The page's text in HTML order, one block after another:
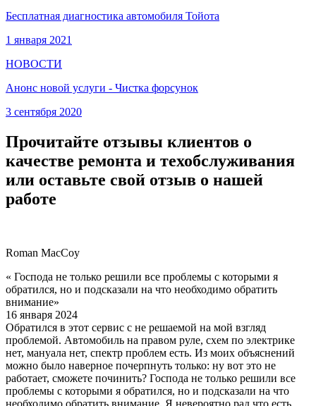
Бесплатная диагностика автомобиля Тойота
1 января 2021
НОВОСТИ
Анонс новой услуги - Чистка форсунок
3 сентября 2020
Прочитайте отзывы клиентов о
качестве ремонта и техобслуживания
или оставьте свой отзыв о нашей
работе
Roman MacCoy
« Господа не только решили все проблемы с которыми я
обратился, но и подсказали на что необходимо обратить
внимание»
16 января 2024
Обратился в этот сервис с не решаемой на мой взгляд
проблемой. Автомобиль на правом руле, схем по электрике
нет, мануала нет, спектр проблем есть. Из моих объяснений
можно было наверное почерпнуть только: ну вот это не
работает, сможете починить? Господа не только решили все
проблемы с которыми я обратился, но и подсказали на что
необходимо обратить внимание. Я невероятно рад что есть